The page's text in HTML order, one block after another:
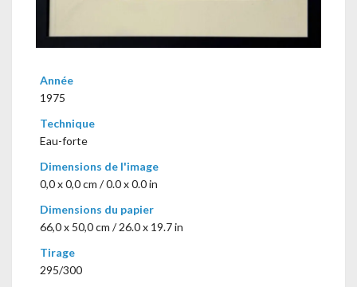
Année
1975
Technique
Eau-forte
Dimensions de l'image
0,0 x 0,0 cm / 0.0 x 0.0 in
Dimensions du papier
66,0 x 50,0 cm / 26.0 x 19.7 in
Tirage
295/300